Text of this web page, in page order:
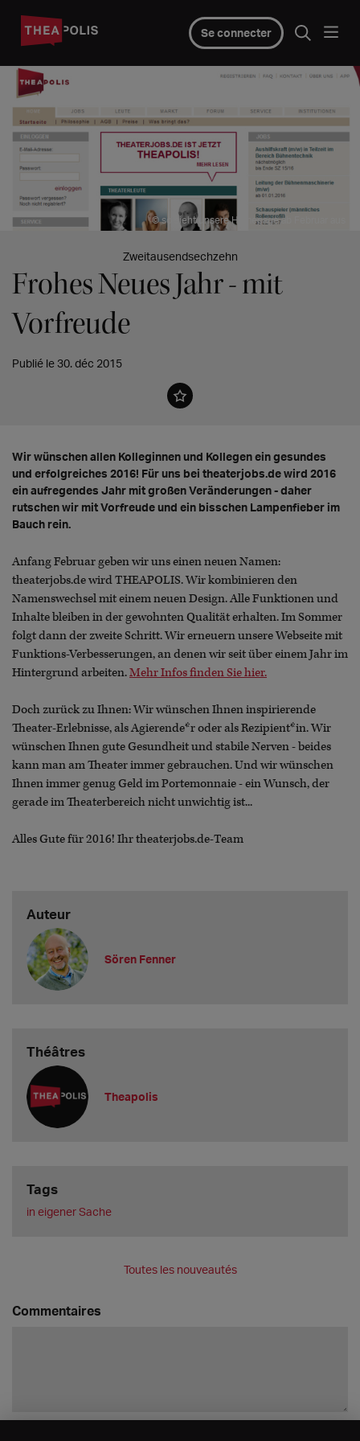
Se connecter
© so sieht unsere Homepage ab Februar aus
Zweitausendsechzehn
Frohes Neues Jahr - mit
Vorfreude
Publié le 30. déc 2015
Wir wünschen allen Kolleginnen und Kollegen ein gesundes
und erfolgreiches 2016! Für uns bei theaterjobs.de wird 2016
ein aufregendes Jahr mit großen Veränderungen - daher
rutschen wir mit Vorfreude und ein bisschen Lampenfieber im
Bauch rein.
Anfang Februar geben wir uns einen neuen Namen:
theaterjobs.de wird THEAPOLIS. Wir kombinieren den
Namenswechsel mit einem neuen Design. Alle Funktionen und
Inhalte bleiben in der gewohnten Qualität erhalten. Im Sommer
folgt dann der zweite Schritt. Wir erneuern unsere Webseite mit
Funktions-Verbesserungen, an denen wir seit über einem Jahr im
Hintergrund arbeiten.Mehr Infos finden Sie hier.
Doch zurück zu Ihnen: Wir wünschen Ihnen inspirierende
Theater-Erlebnisse, als Agierende*r oder als Re­zi­pi­ent*in. Wir
wünschen Ihnen gute Gesundheit und stabile Nerven - beides
kann man am Theater immer gebrauchen. Und wir wünschen
Ihnen immer genug Geld im Porte­mon­naie - ein Wunsch, der
gerade im Theaterbereich nicht unwichtig ist...
Alles Gute für 2016! Ihr theaterjobs.de-Team
Auteur
Sören Fenner
Théâtres
Theapolis
Tags
in eigener Sache
Toutes les nouveautés
Commentaires